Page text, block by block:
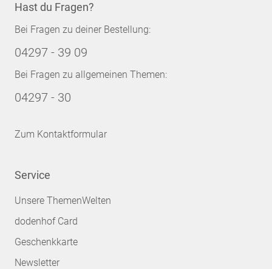
Hast du Fragen?
Bei Fragen zu deiner Bestellung:
04297 - 39 09
Bei Fragen zu allgemeinen Themen:
04297 - 30
Zum Kontaktformular
Service
Unsere ThemenWelten
dodenhof Card
Geschenkkarte
Newsletter